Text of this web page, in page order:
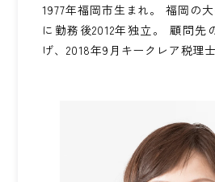
1977年福岡市生まれ。 福岡の
に勤務後2012年独立。 顧問先
げ、2018年9月キークレア税理